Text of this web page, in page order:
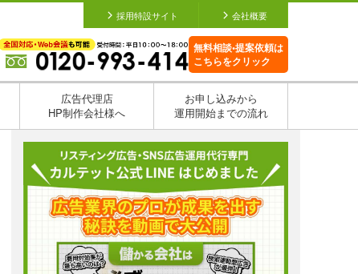
採用特設サイト 会社概要
無料相談•提案依頼は
こちらをクリック
広告代理店
HP制作会社様へ
お申し込みから
運用開始までの流れ